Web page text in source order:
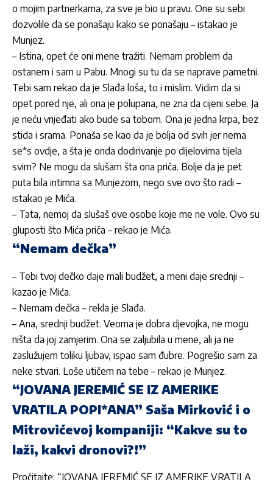
o mojim partnerkama, za sve je bio u pravu. One su sebi
dozvolile da se ponašaju kako se ponašaju – istakao je
Munjez.
– Istina, opet će oni mene tražiti. Nemam problem da
ostanem i sam u Pabu. Mnogi su tu da se naprave pametni.
Tebi sam rekao da je Slađa loša, to i mislim. Vidim da si
opet pored nje, ali ona je polupana, ne zna da cijeni sebe. Ja
je neću vrijeđati ako bude sa tobom. Ona je jedna krpa, bez
stida i srama. Ponaša se kao da je bolja od svih jer nema
se*s ovdje, a šta je onda dodirivanje po dijelovima tijela
svim? Ne mogu da slušam šta ona priča. Bolje da je pet
puta bila intimna sa Munjezom, nego sve ovo što radi –
istakao je Mića.
– Tata, nemoj da slušaš ove osobe koje me ne vole. Ovo su
gluposti što Mića priča – rekao je Mića.
“Nemam dečka”
– Tebi tvoj dečko daje mali budžet, a meni daje srednji –
kazao je Mića.
– Nemam dečka – rekla je Slađa.
– Ana, srednji budžet. Veoma je dobra djevojka, ne mogu
ništa da joj zamjerim. Ona se zaljubila u mene, ali ja ne
zaslužujem toliku ljubav, ispao sam đubre. Pogrešio sam za
neke stvari. Loše utičem na tebe – rekao je Munjez.
“JOVANA JEREMIĆ SE IZ AMERIKE
VRATILA POPI*ANA” Saša Mirković i o
Mitrovićevoj kompaniji: “Kakve su to
laži, kakvi dronovi?!”
Pročitajte: “JOVANA JEREMIĆ SE IZ AMERIKE VRATILA